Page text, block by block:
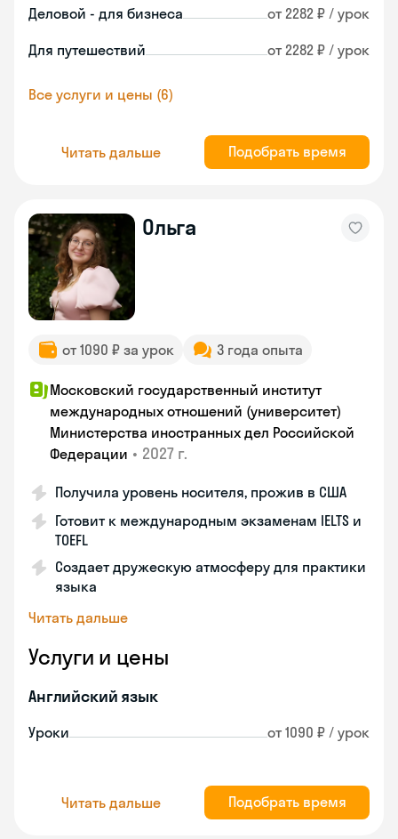
Деловой - для бизнеса от 2282 ₽ / урок
Для путешествий от 2282 ₽ / урок
Все услуги и цены (6)
Читать дальше Подобрать время
Ольга
от 1090 ₽ за урок 3 года опыта
Московский государственный институт
международных отношений (университет)
Министерства иностранных дел Российской
Федерации • 2027 г.
Получила уровень носителя, прожив в США
Готовит к международным экзаменам IELTS и
TOEFL
Создает дружескую атмосферу для практики
языка
Читать дальше
Услуги и цены
Английский язык
Уроки от 1090 ₽ / урок
Читать дальше Подобрать время